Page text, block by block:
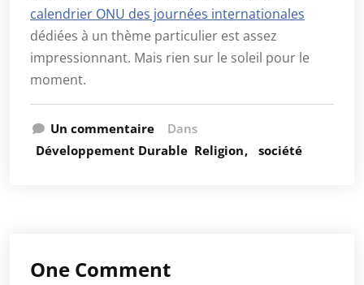
calendrier ONU des journées internationales
dédiées à un thème particulier est assez
impressionnant. Mais rien sur le soleil pour le
moment.
Un commentaire
Dans
Développement Durable Religion société
One Comment